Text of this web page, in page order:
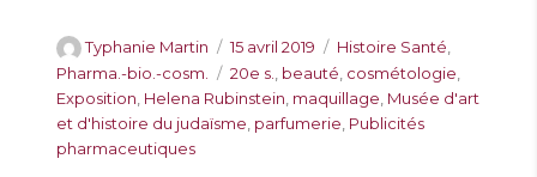
A
u
t
e
u
Typhanie Martin
P
u
b
l
15 avril 2019
C
a
t
é
Histoire Santé
Pharma.-bio.-cosm.
É
t
i
20e s. beauté cosmétologie
Exposition Helena Rubinstein maquillage Musée d'art
et d'histoire du judaïsme parfumerie Publicités
pharmaceutiques